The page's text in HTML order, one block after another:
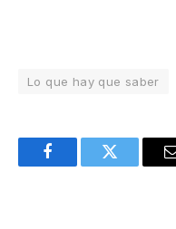
Lo que hay que saber
FacebookTwitter